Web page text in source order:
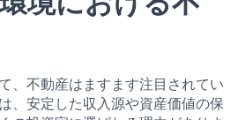
、不動産はますます注目されてい
、安定した収入源や資産価値の保